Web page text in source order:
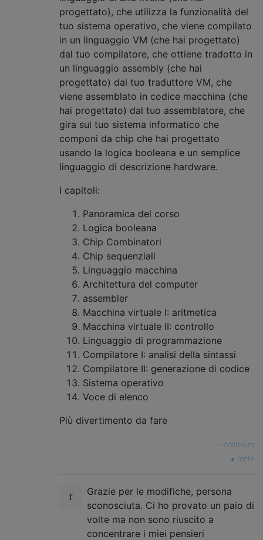
progettato), che utilizza la funzionalità del
tuo sistema operativo, che viene compilato
in un linguaggio VM (che hai progettato)
dal tuo compilatore, che ottiene tradotto in
un linguaggio assembly (che hai
progettato) dal tuo traduttore VM, che
viene assemblato in codice macchina (che
hai progettato) dal tuo assemblatore, che
gira sul tuo sistema informatico che
componi da chip che hai progettato
usando la logica booleana e un semplice
linguaggio di descrizione hardware.
I capitoli:
Panoramica del corso
Logica booleana
Chip Combinatori
Chip sequenziali
Linguaggio macchina
Architettura del computer
assembler
Macchina virtuale I: aritmetica
Macchina virtuale II: controllo
Linguaggio di programmazione
Compilatore I: analisi della sintassi
Compilatore II: generazione di codice
Sistema operativo
Voce di elenco
Più divertimento da fare
colithium
fonte
Grazie per le modifiche, persona
sconosciuta. Ci ho provato un paio di
volte ma non sono riuscito a
concentrare i miei pensieri